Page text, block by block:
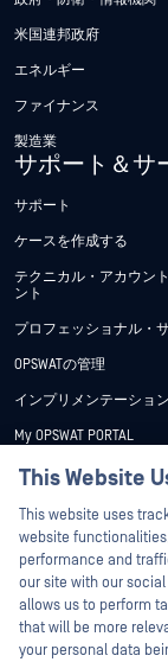
米国連邦政府
エネルギー
ファイナンス
製造業
サポート＆サ
サポート
ケースを作成する
テクニカル・アカウン
ント
プロフェッショナル・
OPSWATの管理
インプリメンテーショ
My OPSWAT PORTAL
技術文書
トレーニング
脆弱性対策プログラム
パートナー
認証
テクノロジー・パートナ
This Website
This website uses
website
performance and
our site with our
allows us to perform
that will be more
your personal data